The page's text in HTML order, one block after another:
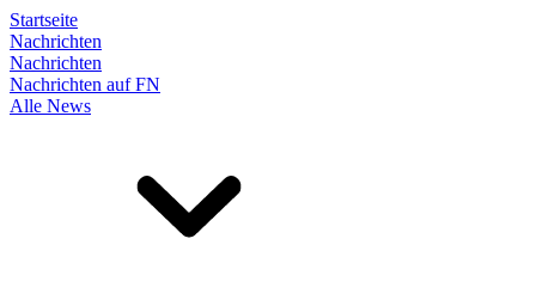
Startseite
Nachrichten
Nachrichten
Nachrichten auf FN
Alle News